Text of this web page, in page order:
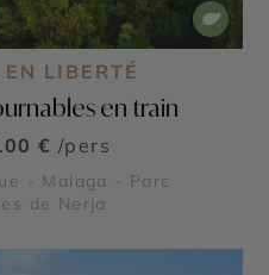
LIBERTÉ
en train
€ /pers
- Malaga - Parc
de Nerja